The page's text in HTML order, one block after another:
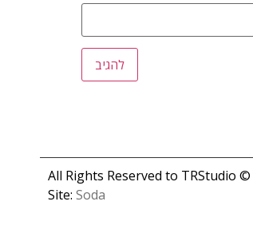
© All Rights Reserved to TRStudio
Site:Soda